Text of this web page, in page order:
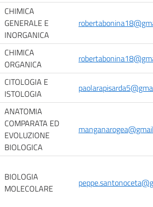
CHIMICA
GENERALE E
INORGANICA
CHIMICA
ORGANICA
CITOLOGIA E
ISTOLOGIA
ANATOMIA
COMPARATA ED
EVOLUZIONE
BIOLOGICA
BIOLOGIA
MOLECOLARE